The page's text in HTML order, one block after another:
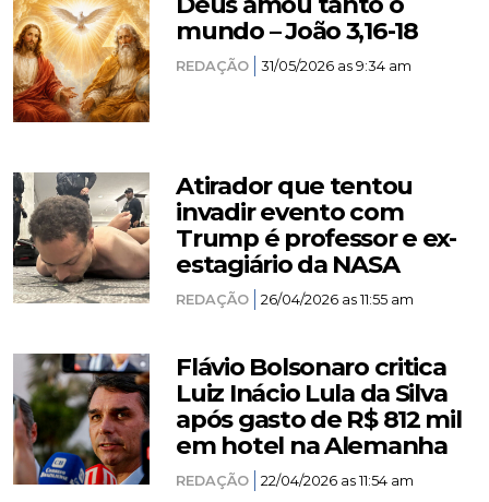
mundo – João 3,16-18
REDAÇÃO 31/05/2026 as 9:34 am
Atirador que tentou
invadir evento com
Trump é professor e ex-
estagiário da NASA
REDAÇÃO 26/04/2026 as 11:55 am
Flávio Bolsonaro critica
Luiz Inácio Lula da Silva
após gasto de R$ 812 mil
em hotel na Alemanha
REDAÇÃO 22/04/2026 as 11:54 am